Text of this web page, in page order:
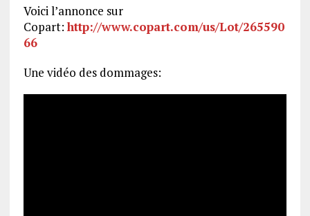
Voici l’annonce sur
Copart:http://www.copart.com/us/Lot/265590
66
Une vidéo des dommages: